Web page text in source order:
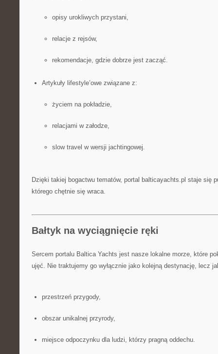
opisy urokliwych przystani,
relacje z rejsów,
rekomendacje, gdzie dobrze jest zacząć.
Artykuły lifestyle’owe związane z:
życiem na pokładzie,
relacjami w załodze,
slow travel w wersji jachtingowej.
Dzięki takiej bogactwu tematów, portal balticayachts.pl staje się
którego chętnie się wraca.
Bałtyk na wyciągnięcie ręki
Sercem portalu Baltica Yachts jest nasze lokalne morze, które
ujęć. Nie traktujemy go wyłącznie jako kolejną destynację, lecz
przestrzeń przygody,
obszar unikalnej przyrody,
miejsce odpoczynku dla ludzi, którzy pragną oddechu.